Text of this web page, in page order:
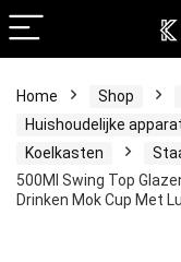
Home Shop
Huishoudelijke
Koelkasten
500Ml Swing Top
Drinken Mok Cup Met